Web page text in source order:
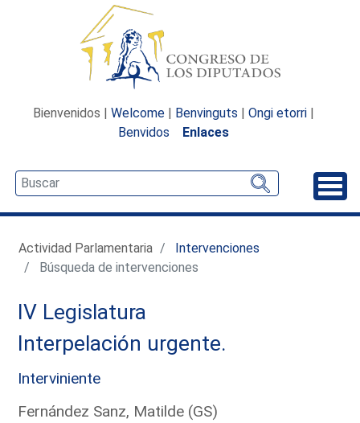
Bienvenidos | Welcome | Benvinguts | Ongi etorri |
Benvidos
Enlaces
Actividad Parlamentaria
Intervenciones
Búsqueda de intervenciones
IV Legislatura
Interpelación urgente.
Interviniente
Fernández Sanz, Matilde (GS)